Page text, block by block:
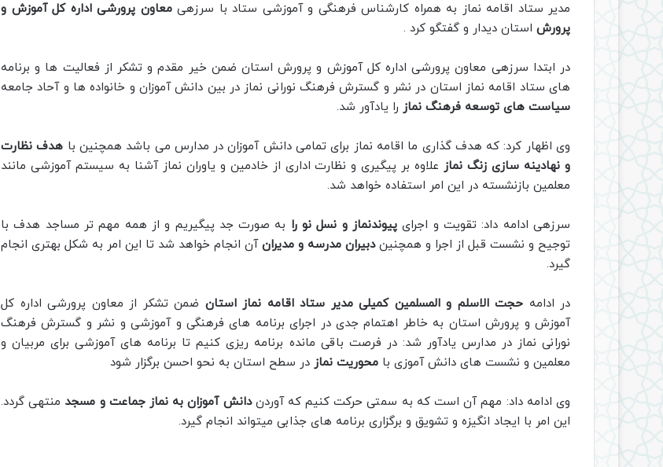
مدیر ستاد اقامه نماز به همراه کارشناس فرهنگی و آموزشی ستاد با سرزهیمعاون پرورشی اداره کل آموزش و
پرورش استان دیدار و گفتگو کرد .
در ابتدا سرزهی معاون پرورشی اداره کل آموزش و پرورش استان ضمن خیر مقدم و تشکر از فعالیت ها و برنامه
های ستاد اقامه نماز استان در نشر و گسترش فرهنگ نورانی نماز در بین دانش آموزان و خانواده ها و آحاد جامعه
سیاست های توسعه فرهنگ نماز را یادآور شد.
وی اظهار کرد: که هدف گذاری ما اقامه نماز برای تمامی دانش آموزان در مدارس می باشد همچنین با هدف نظارت
و نهادینه سازی زنگ نماز علاوه بر پیگیری و نظارت اداری از خادمین و یاوران نماز آشنا به سیستم آموزشی مانند
معلمین بازنشسته در این امر استفاده خواهد شد.
سرزهی ادامه داد: تقویت و اجرای پیوندنماز و نسل نو را به صورت جد پیگیریم و از همه مهم تر مساجد هدف با
توجیح و نشست قبل از اجرا و همچنیندبیران مدرسه و مدیرانآن انجام خواهد شد تا این امر به شکل بهتری انجام
گیرد.
در ادامه حجت الاسلم و المسلمین کمیلی مدیر ستاد اقامه نماز استان ضمن تشکر از معاون پرورشی اداره کل
آموزش و پرورش استان به خاطر اهتمام جدی در اجرای برنامه های فرهنگی و آموزشی و نشر و گسترش فرهنگ
نورانی نماز در مدارس یادآور شد: در فرصت باقی مانده برنامه ریزی کنیم تا برنامه های آموزشی برای مربیان و
معلمین و نشست های دانش آموزی با محوریت نماز در سطح استان به نحو احسن برگزار شود
وی ادامه داد: مهم آن است که به سمتی حرکت کنیم که آوردندانش آموزان به نماز جماعت و مسجد منتهی گردد.
این امر با ایجاد انگیزه و تشویق و برگزاری برنامه های جذابی میتواند انجام گیرد.